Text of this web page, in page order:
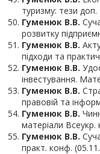
туризму: тези
Гуменюк В.В.
розвитку
Гуменюк В.В.
підходи та
Гуменюк В.В.
інвестування.
Гуменюк В.В.
правовій та
Гуменюк В.В.
матеріали
Гуменюк В.В.
практ. конф.